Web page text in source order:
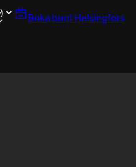
Boka bord Helsingfors